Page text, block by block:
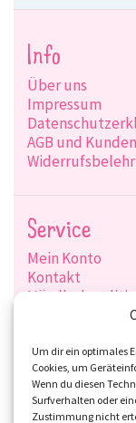
Um dir ein optimales
Cookies, um
Wenn du diesen
Surfverhalten oder
Zustimmung nicht
Info
Über uns
Impressum
AGB und
Service
Mein Konto
Kontakt
Zahlungsarten